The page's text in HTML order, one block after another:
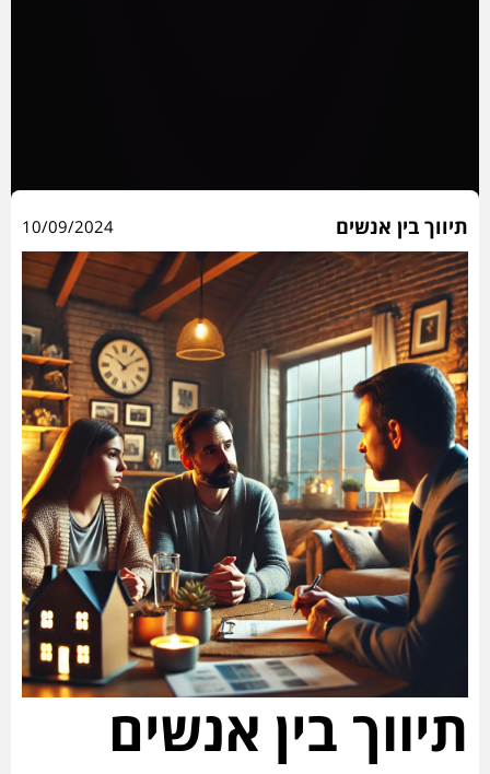
תיווך בין אנשים 10/09/2024
תיווך בין אנשים